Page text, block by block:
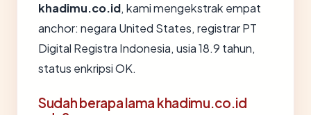
khadimu.co.id, kami mengekstrak empat
anchor: negara United States, registrar PT
Digital Registra Indonesia, usia 18.9 tahun,
status enkripsi OK.
Sudah berapa lama khadimu.co.id